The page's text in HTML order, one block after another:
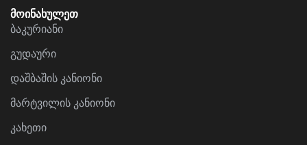
მოინახულეთ
ბაკურიანი
გუდაური
დაშბაშის კანიონი
მარტვილის კანიონი
კახეთი